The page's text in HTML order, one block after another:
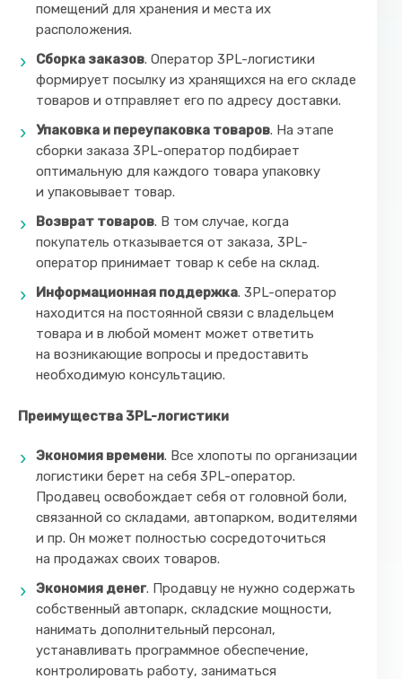
помещений для хранения и места их
расположения.
Сборка заказов. Оператор 3PL-логистики
формирует посылку из хранящихся на его складе
товаров и отправляет его по адресу доставки.
Упаковка и переупаковка товаров. На этапе
сборки заказа 3PL-оператор подбирает
оптимальную для каждого товара упаковку
и упаковывает товар.
Возврат товаров. В том случае, когда
покупатель отказывается от заказа, 3PL-
оператор принимает товар к себе на склад.
Информационная поддержка. 3PL-оператор
находится на постоянной связи с владельцем
товара и в любой момент может ответить
на возникающие вопросы и предоставить
необходимую консультацию.
Преимущества 3PL-логистики
Экономия времени. Все хлопоты по организации
логистики берет на себя 3PL-оператор.
Продавец освобождает себя от головной боли,
связанной со складами, автопарком, водителями
и пр. Он может полностью сосредоточиться
на продажах своих товаров.
Экономия денег. Продавцу не нужно содержать
собственный автопарк, складские мощности,
нанимать дополнительный персонал,
устанавливать программное обеспечение,
контролировать работу, заниматься